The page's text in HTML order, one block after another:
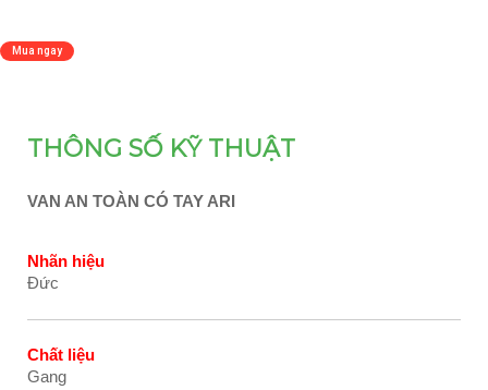
THÔNG SỐ KỸ THUẬT
VAN AN TOÀN CÓ TAY ARI
Nhãn hiệu
Đức
Chất liệu
Gang